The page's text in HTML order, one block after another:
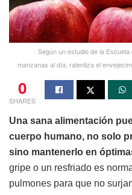
Según un estudio de la
manzanas al día, ralentiza el
0
SHARES
Una sana alimentación
cuerpo humano, no solo
sino mantenerlo en
gripe o un resfriado es
pulmones para que no